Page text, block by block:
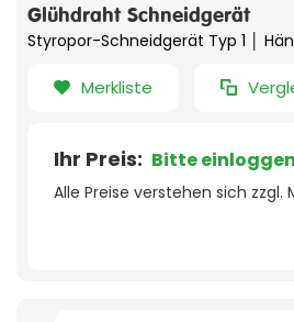
Glühdraht Schneidgerät
Styropor-Schneidgerät Typ 1 │
Merkliste
Ihr Preis: Bitte einloggen
Alle Preise verstehen sich zzgl.